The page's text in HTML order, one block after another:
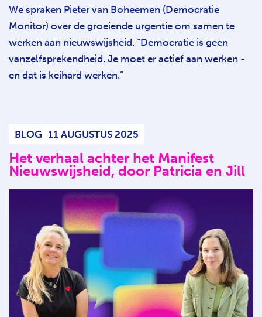
We spraken Pieter van Boheemen (Democratie
Monitor) over de groeiende urgentie om samen te
werken aan nieuwswijsheid. “Democratie is geen
vanzelfsprekendheid. Je moet er actief aan werken -
en dat is keihard werken.”
BLOG 11 AUGUSTUS 2025
Het verhaal achter het Manifest
Nieuwswijsheid, door Patricia en Jill